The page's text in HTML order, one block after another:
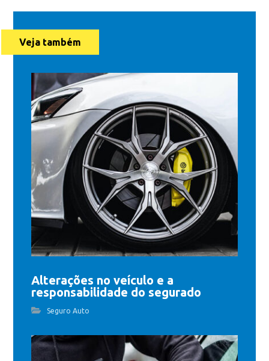
Veja também
Alterações no veículo e a
responsabilidade do segurado
Seguro Auto